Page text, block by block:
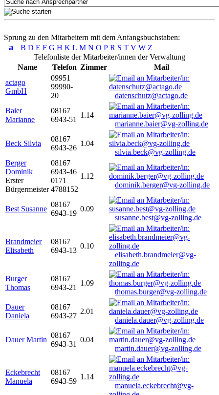
Sprung zu den Mitarbeitern mit dem Anfangsbuchstaben:
a B D E F G H K L M N O P R S T V W Z
Telefonliste der Mitarbeiter/innen der Verwaltung
Name
Telefon Zimmer
Mail
actago
GmbH
09951
99990-
20
datenschutz@actago.de
Baier
Marianne
08167
6943-51
1.14
marianne.baier@vg-zolling.de
Beck Silvia
08167
6943-26
1.04
silvia.beck@vg-zolling.de
Berger
Dominik
Erster
Bürgermeister
08167
6943-46
0171
4788152
1.12
dominik.berger@vg-zolling.de
Best Susanne
08167
6943-19
0.09
susanne.best@vg-zolling.de
Brandmeier
Elisabeth
08167
6943-13
0.10
elisabeth.brandmeier@vg-
zolling.de
Burger
Thomas
08167
6943-21
1.09
thomas.burger@vg-zolling.de
Dauer
Daniela
08167
6943-27
2.01
daniela.dauer@vg-zolling.de
Dauer Martin
08167
6943-31
0.04
martin.dauer@vg-zolling.de
Eckebrecht
Manuela
08167
6943-59
1.14
manuela.eckebrecht@vg-